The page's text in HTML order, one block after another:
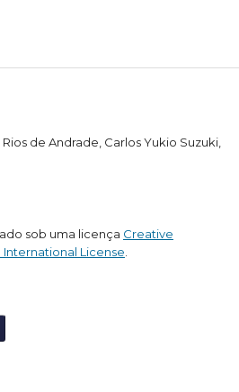
de Andrade, Carlos Yukio Suzuki,
sob uma licença Creative
License